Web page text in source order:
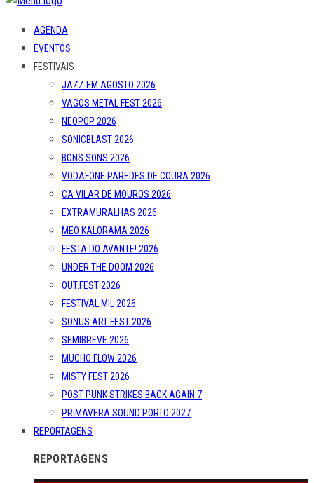
AGENDA
EVENTOS
FESTIVAIS
JAZZ EM AGOSTO 2026
VAGOS METAL FEST 2026
NEOPOP 2026
SONICBLAST 2026
BONS SONS 2026
VODAFONE PAREDES DE COURA 2026
CA VILAR DE MOUROS 2026
EXTRAMURALHAS 2026
MEO KALORAMA 2026
FESTA DO AVANTE! 2026
UNDER THE DOOM 2026
OUT.FEST 2026
FESTIVAL MIL 2026
SONUS ART FEST 2026
SEMIBREVE 2026
MUCHO FLOW 2026
MISTY FEST 2026
POST PUNK STRIKES BACK AGAIN 7
PRIMAVERA SOUND PORTO 2027
REPORTAGENS
REPORTAGENS